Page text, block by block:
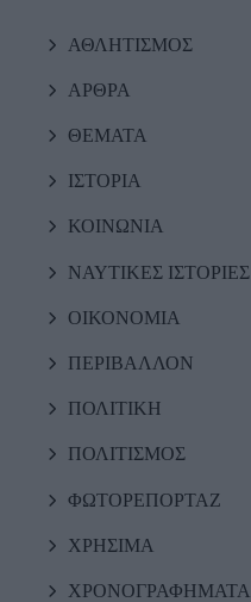
ΑΘΛΗΤΙΣΜΟΣ
ΑΡΘΡΑ
ΘΕΜΑΤΑ
ΙΣΤΟΡΙΑ
ΚΟΙΝΩΝΙΑ
ΝΑΥΤΙΚΕΣ ΙΣΤΟΡΙΕΣ
ΟΙΚΟΝΟΜΙΑ
ΠΕΡΙΒΑΛΛΟΝ
ΠΟΛΙΤΙΚΗ
ΠΟΛΙΤΙΣΜΟΣ
ΦΩΤΟΡΕΠΟΡΤΑΖ
ΧΡΗΣΙΜΑ
ΧΡΟΝΟΓΡΑΦΗΜΑΤΑ